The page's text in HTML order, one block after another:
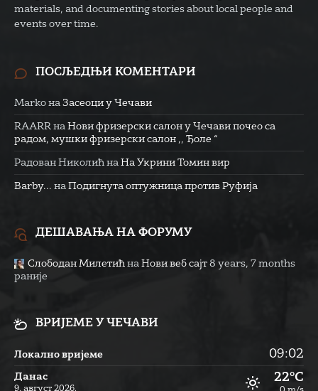
materials, and documenting stories about local people and
events over time.
ПОСЉЕДЊИ КОМЕНТАРИ
Marko на Засеоци у Чечави
RAARR на Нови фризерски салон у Чечави почео са
радом, мушки фризерски салон ,, Ђоле “
Радован Николић на На Укрини Томин вир
Barby... на Подигнута оптужница против Руфија
ДЕШАВАЊА НА ФОРУМУ
Слободан Милетић на Нови веб сајт 8 years, 7 months
раније
ВРИЈЕМЕ У ЧЕЧАВИ
Локално вријеме 09:02
Данас
9. август 2026.
22°C